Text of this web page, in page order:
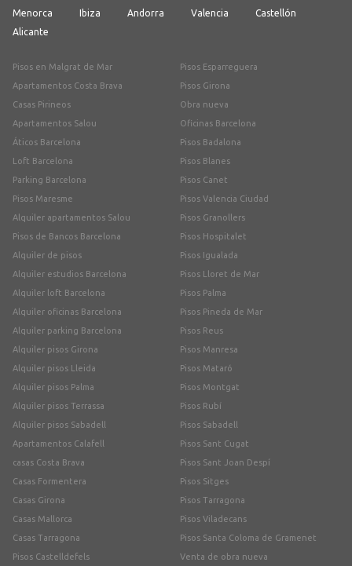
Menorca
Ibiza Andorra Valencia
Castellón
Alicante
Pisos en Malgrat de Mar
Apartamentos Costa Brava
Casas Pirineos
Apartamentos Salou
Áticos Barcelona
Loft Barcelona
Parking Barcelona
Pisos Maresme
Alquiler apartamentos Salou
Pisos de Bancos Barcelona
Alquiler de pisos
Alquiler estudios Barcelona
Alquiler loft Barcelona
Alquiler oficinas Barcelona
Alquiler parking Barcelona
Alquiler pisos Girona
Alquiler pisos Lleida
Alquiler pisos Palma
Alquiler pisos Terrassa
Alquiler pisos Sabadell
Apartamentos Calafell
casas Costa Brava
Casas Formentera
Casas Girona
Casas Mallorca
Casas Tarragona
Pisos Castelldefels
Pisos Esparreguera
Pisos Girona
Obra nueva
Oficinas Barcelona
Pisos Badalona
Pisos Blanes
Pisos Canet
Pisos Valencia Ciudad
Pisos Granollers
Pisos Hospitalet
Pisos Igualada
Pisos Lloret de Mar
Pisos Palma
Pisos Pineda de Mar
Pisos Reus
Pisos Manresa
Pisos Mataró
Pisos Montgat
Pisos Rubí
Pisos Sabadell
Pisos Sant Cugat
Pisos Sant Joan Despí
Pisos Sitges
Pisos Tarragona
Pisos Viladecans
Pisos Santa Coloma de Gramenet
Venta de obra nueva